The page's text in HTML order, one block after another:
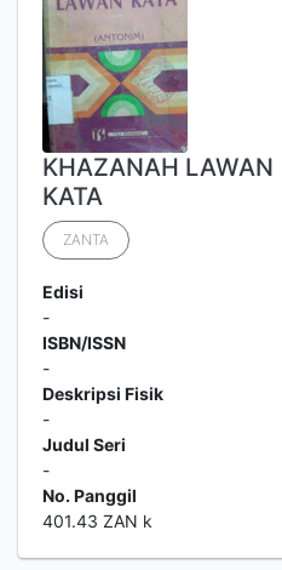
KHAZANAH LAWAN
KATA
ZANTA
Edisi
-
ISBN/ISSN
-
Deskripsi Fisik
-
Judul Seri
-
No. Panggil
401.43 ZAN k